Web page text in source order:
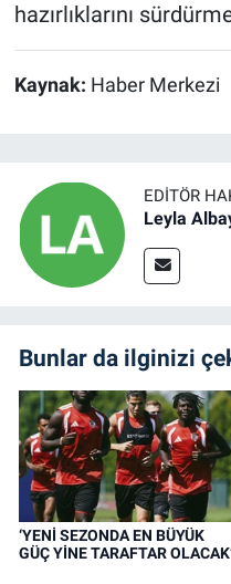
hazırlıklarını
Kaynak: Haber Merkezi
EDITÖR
Leyla
Bunlar da ilginizi
‘YENİ SEZONDA EN BÜYÜK
GÜÇ YİNE TARAFTAR